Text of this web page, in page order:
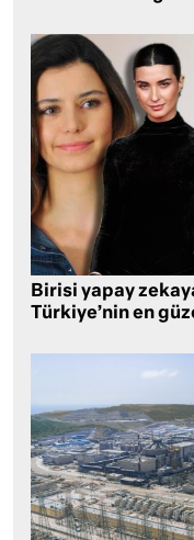
Birisi yapay
Türkiye’nin en